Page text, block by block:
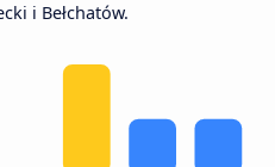
i Bełchatów.